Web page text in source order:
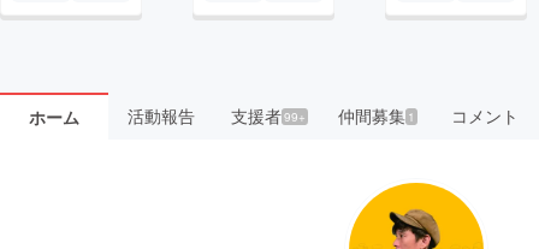
ホーム 活動報告 支援者99+ 仲間募集 1 コメント